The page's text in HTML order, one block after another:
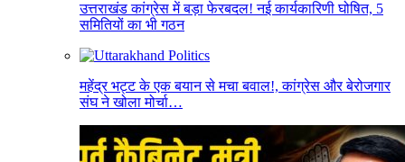
उत्तराखंड कांग्रेस में बड़ा फेरबदल! नई कार्यकारिणी घोषित, 5
समितियों का भी गठन
महेंद्र भट्ट के एक बयान से मचा बवाल!, कांग्रेस और बेरोजगार
संघ ने खोला मोर्चा…